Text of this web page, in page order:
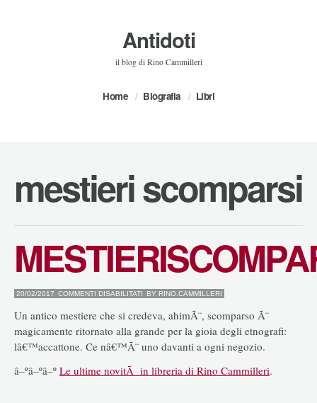
Antidoti
il blog di Rino Cammilleri
Home Biografia Libri
mestieri scomparsi
20/02/2017 COMMENTI DISABILITATI SU
BY RINO.CAMMILLERI
Un antico mestiere che si credeva, ahimÃ¨, scomparso Ã¨
magicamente ritornato alla grande per la gioia degli etnografi:
lâ€™accattone. Ce nâ€™Ã¨ uno davanti a ogni negozio.
â–ºâ–ºâ–º Le ultime novitÃ in libreria di Rino Cammilleri.